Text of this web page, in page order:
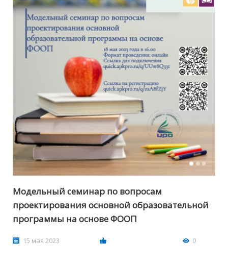
Модельный семинар по вопросам
проектирования основной образовательной
программы на основе ФООП
15 мая 2023 0